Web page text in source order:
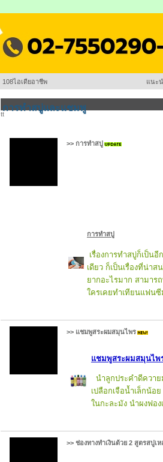
108ไอเดียอาชีพ แนะ
การทำสบู่และแชมพู
tt
>> การทำสบู่
การทำสบู่
เรื่องการทำสบู่ก็เป็น
เดียว ก็เป็นเรื่องที่น่าส
ยากอะไรมาก สามาร
ใครเคยทำเทียนแฟน
>> แชมพูสระผมสมุนไพร
แชมพูสระผมสมุนไพ
นำลูกประคำดีควา
เปลือกเจือน้ำเล็กน้อ
ในกะละมัง นำผงฟอ
>> ช่องทางทำเงินด้วย 2 สูตรสบู่เห